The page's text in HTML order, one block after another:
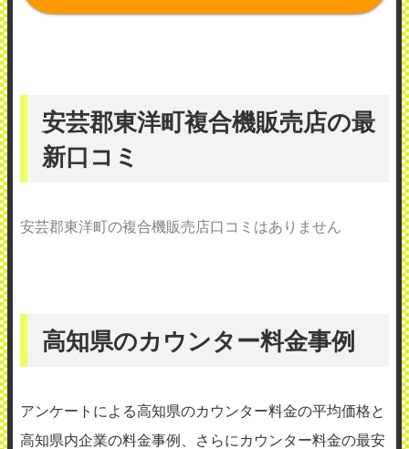
安芸郡東洋町複合機販売店の最
新口コミ
安芸郡東洋町の複合機販売店口コミはありません
高知県のカウンター料金事例
アンケートによる高知県のカウンター料金の平均価格と
高知県内企業の料金事例、さらにカウンター料金の最安